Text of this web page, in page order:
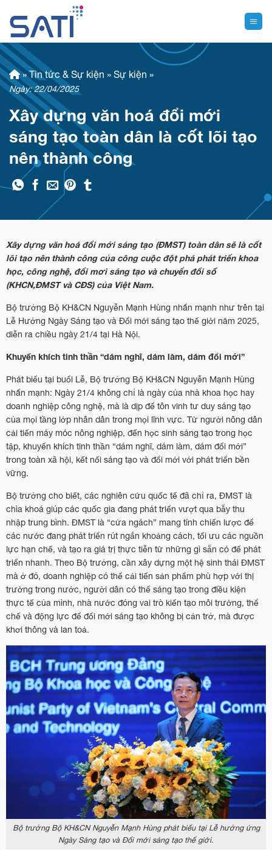
content
»Tin tức & Sự kiện » Sự kiện »
Ngày: 22/04/2025
Xây dựng văn hoá đổi mới
sáng tạo toàn dân là cốt lõi tạo
nên thành công
Xây dựng văn hoá đổi mới sáng tạo (ĐMST) toàn dân sẽ là cốt
lõi tạo nên thành công của công cuộc đột phá phát triển khoa
học, công nghệ, đổi mơi sáng tạo và chuyển đổi số
(KHCN,ĐMST và CĐS) của Việt Nam.
Bộ trưởng Bộ KH&CN Nguyễn Mạnh Hùng nhấn mạnh như trên tại
Lễ Hưởng Ngày Sáng tạo và Đổi mới sáng tạo thế giới năm 2025,
diễn ra chiều ngày 21/4 tại Hà Nội.
Khuyến khích tinh thần “dám nghĩ, dám làm, dám đổi mới”
Phát biểu tại buổi Lễ, Bộ trưởng Bộ KH&CN Nguyễn Mạnh Hùng
nhấn mạnh: Ngày 21/4 không chỉ là ngày của nhà khoa học hay
doanh nghiệp công nghệ, mà là dịp để tôn vinh tư duy sáng tạo
của mọi tầng lớp nhân dân trong mọi lĩnh vực. Từ người nông dân
cải tiến máy móc nông nghiệp, đến học sinh sáng tạo trong học
tập, khuyến khích tinh thần “dám nghĩ, dám làm, dám đổi mới”
trong toàn xã hội, kết nối sáng tạo và đổi mới với phát triển bền
vững.
Bộ trưởng cho biết, các nghiên cứu quốc tế đã chỉ ra, ĐMST là
chìa khoá giúp các quốc gia đang phát triển vượt qua bẫy thu
nhập trung bình. ĐMST là “cửa ngách” mang tính chiến lược để
các nước đang phát triển rút ngắn khoảng cách, tối ưu các nguồn
lực hạn chế, và tạo ra giá trị thực tiễn từ những gì sẵn có để phát
triển nhanh. Theo Bộ trưởng, cần xây dựng một hệ sinh thái ĐMST
mà ở đó, doanh nghiệp có thể cải tiến sản phẩm phù hợp với thị
trường trong nước, người dân có thể sáng tạo trong điều kiện
thực tế của mình, nhà nước đóng vai trò kiến tạo môi trường, thể
chế và động lực để đổi mới sáng tạo không bị cản trở, mà được
khơi thông và lan toả.
Bộ trưởng Bộ KH&CN Nguyễn Mạnh Hùng phát biểu tại Lễ hưởng ứng
Ngày Sáng tạo và Đổi mới sáng tạo thế giới.